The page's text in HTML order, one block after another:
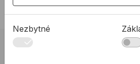
02 623 10 920
Nezbytné